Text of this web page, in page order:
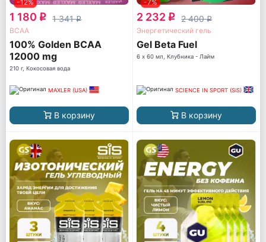
-12%
1 180 q 1 341q
ВСАА
100% Golden BCAA
12000 mg
210 г, Кокосовая вода
MAXLER (USA)
В корзину
-7%
2 232 q 2 400q
Энергетический гель
Gel Beta Fuel
6 х 60 мл, Клубника - Лайм
SCIENCE IN SPORT (SiS)
В корзину